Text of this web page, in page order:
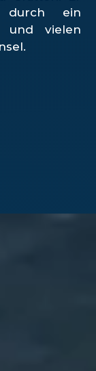
durch ein
und vielen